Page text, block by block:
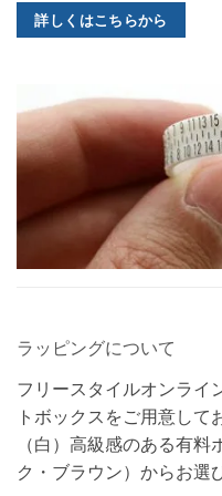
詳しくはこちらから
ラッピングについて
フリースタイルオンライ
トボックスをご用意して
（白）高級感のある有
ク・ブラウン）からお選